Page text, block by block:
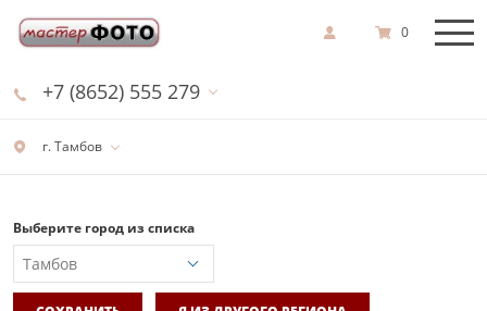
г. Тамбов
+7 (8652) 555 279
0
Выберите город из списка